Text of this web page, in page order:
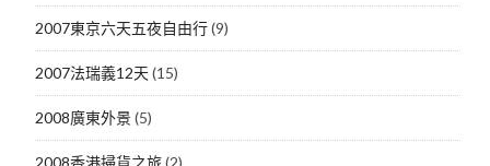
2007東京六天五夜自由行(9)
2007法瑞義12天(15)
2008廣東外景(5)
2008香港掃貨之旅(2)